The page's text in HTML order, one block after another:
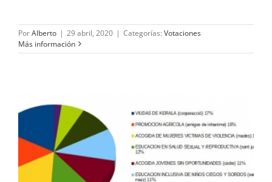
PorAlberto | 29 abril, 2020 | Categorías: Votaciones
Más información